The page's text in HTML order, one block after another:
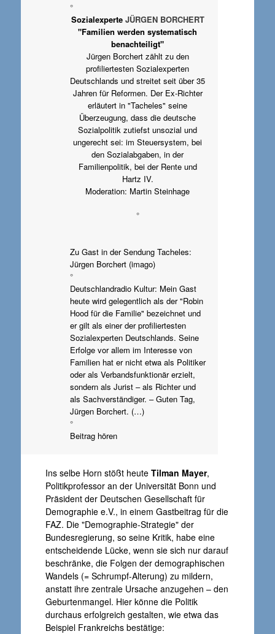
°
Sozialexperte JÜRGEN BORCHERT
"Familien werden systematisch
benachteiligt"
Jürgen Borchert zählt zu den
profiliertesten Sozialexperten
Deutschlands und streitet seit über 35
Jahren für Reformen. Der Ex-Richter
erläutert in "Tacheles" seine
Überzeugung, dass die deutsche
Sozialpolitik zutiefst unsozial und
ungerecht sei: im Steuersystem, bei
den Sozialabgaben, in der
Familienpolitik, bei der Rente und
Hartz IV.
Moderation: Martin Steinhage
°
Zu Gast in der Sendung Tacheles:
Jürgen Borchert (imago)
°
Deutschlandradio Kultur: Mein Gast
heute wird gelegentlich als der "Robin
Hood für die Familie" bezeichnet und
er gilt als einer der profiliertesten
Sozialexperten Deutschlands. Seine
Erfolge vor allem im Interesse von
Familien hat er nicht etwa als Politiker
oder als Verbandsfunktionär erzielt,
sondern als Jurist – als Richter und
als Sachverständiger. – Guten Tag,
Jürgen Borchert. (…)
°
Beitrag hören
Ins selbe Horn stößt heute Tilman Mayer,
Politikprofessor an der Universität Bonn und
Präsident der Deutschen Gesellschaft für
Demographie e.V., in einem Gastbeitrag für die
FAZ. Die "Demographie-Strategie" der
Bundesregierung, so seine Kritik, habe eine
entscheidende Lücke, wenn sie sich nur darauf
beschränke, die Folgen der demographischen
Wandels (= Schrumpf-Alterung) zu mildern,
anstatt ihre zentrale Ursache anzugehen – den
Geburtenmangel. Hier könne die Politik
durchaus erfolgreich gestalten, wie etwa das
Beispiel Frankreichs bestätige: